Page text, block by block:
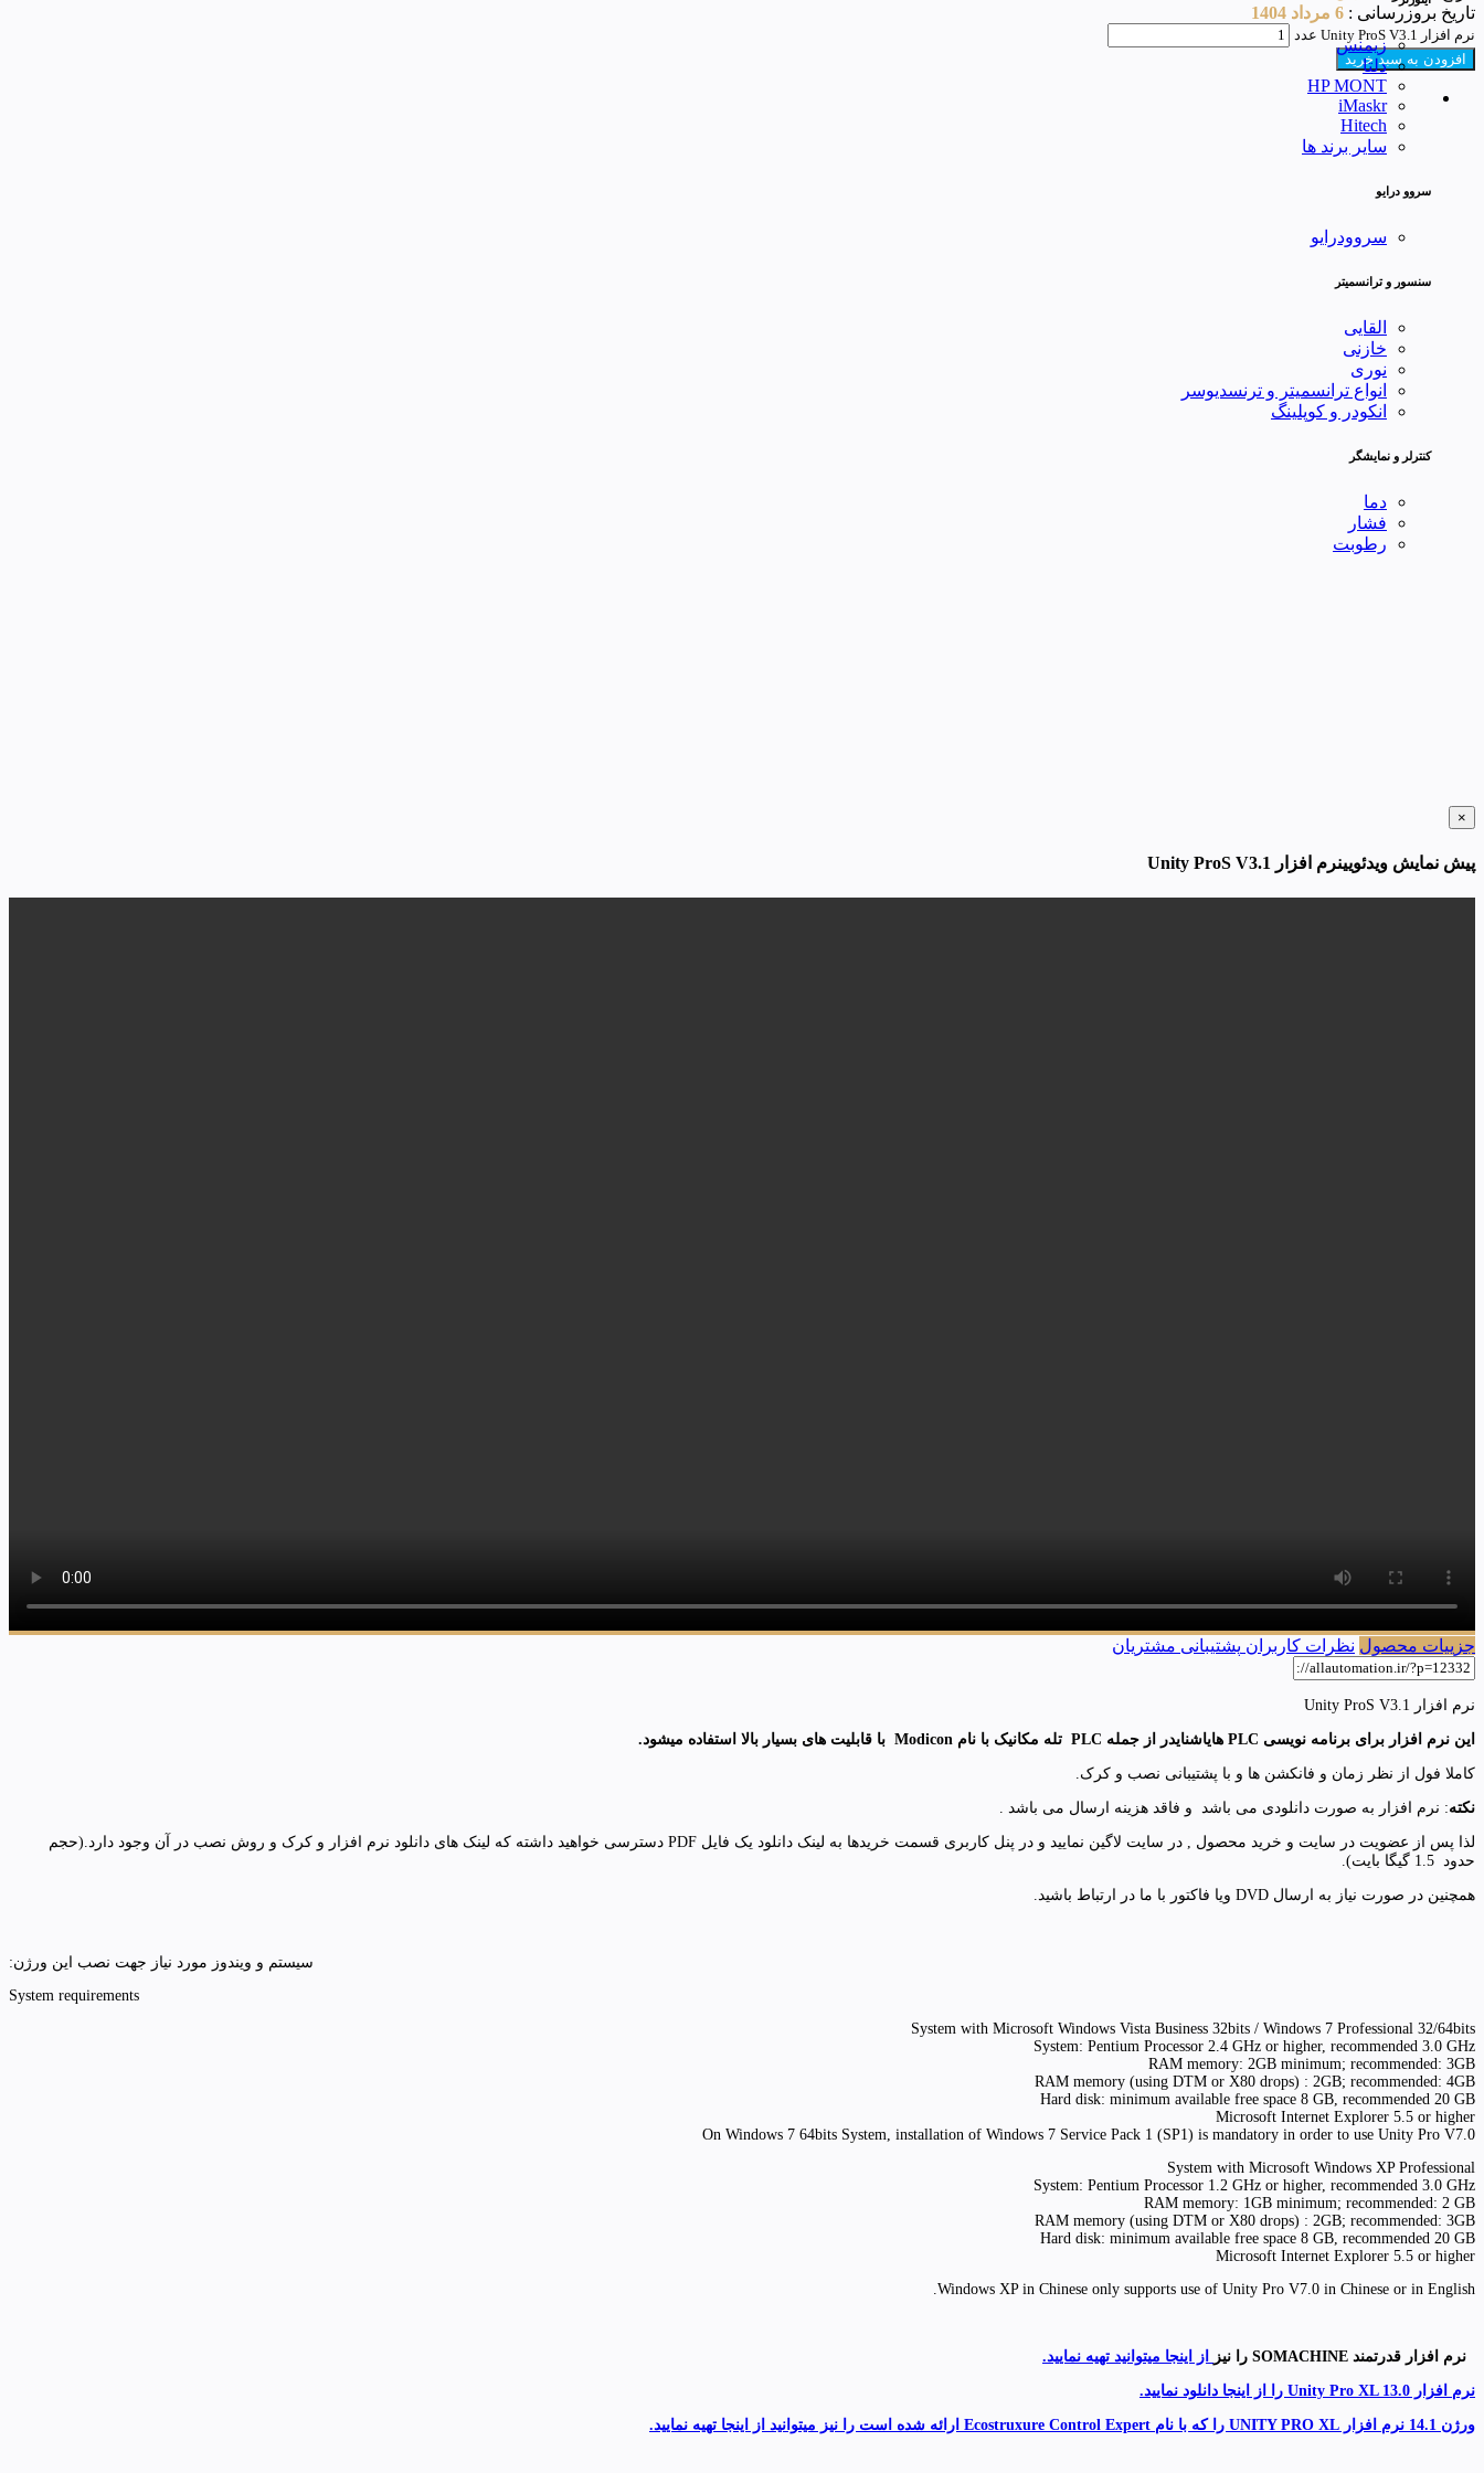
زیمنس
دلتا
HP MONT
iMaskr
Hitech
سایر برند ها
سروو درایو
سروودرایو
سنسور و ترانسمیتر
القایی
خازنی
نوری
انواع ترانسمیتر و ترنسدیوسر
انکودر و کوپلینگ
کنترلر و نمایشگر
دما
فشار
رطوبت
تاریخ بروزرسانی : 6 مرداد 1404
نرم افزار Unity ProS V3.1 عدد
افزودن به سبد خرید
×
پیش نمایش ویدئویینرم افزار Unity ProS V3.1
جزییات محصول نظرات کاربران پشتیبانی مشتریان
نرم افزار Unity ProS V3.1
این نرم افزار برای برنامه نویسی PLC هایاشنایدر از جمله PLC تله مکانیک با نام Modicon با قابلیت های بسیار بالا استفاده میشود.
کاملا فول از نظر زمان و فانکشن ها و با پشتیبانی نصب و کرک.
نکته: نرم افزار به صورت دانلودی می باشد و فاقد هزینه ارسال می باشد .
لذا پس از عضویت در سایت و خرید محصول , در سایت لاگین نمایید و در پنل کاربری قسمت خریدها به لینک دانلود یک فایل PDF دسترسی خواهید داشته که لینک های دانلود نرم افزار و کرک و روش نصب در آن وجود دارد.(حجم
حدود 1.5 گیگا بایت).
همچنین در صورت نیاز به ارسال DVD ویا فاکتور با ما در ارتباط باشید.
سیستم و ویندوز مورد نیاز جهت نصب این ورژن:
System requirements
System with Microsoft Windows Vista Business 32bits / Windows 7 Professional 32/64bits
System: Pentium Processor 2.4 GHz or higher, recommended 3.0 GHz
RAM memory: 2GB minimum; recommended: 3GB
RAM memory (using DTM or X80 drops) : 2GB; recommended: 4GB
Hard disk: minimum available free space 8 GB, recommended 20 GB
Microsoft Internet Explorer 5.5 or higher
On Windows 7 64bits System, installation of Windows 7 Service Pack 1 (SP1) is mandatory in order to use Unity Pro V7.0
System with Microsoft Windows XP Professional
System: Pentium Processor 1.2 GHz or higher, recommended 3.0 GHz
RAM memory: 1GB minimum; recommended: 2 GB
RAM memory (using DTM or X80 drops) : 2GB; recommended: 3GB
Hard disk: minimum available free space 8 GB, recommended 20 GB
Microsoft Internet Explorer 5.5 or higher
Windows XP in Chinese only supports use of Unity Pro V7.0 in Chinese or in English.
نرم افزار قدرتمند SOMACHINE را نیز از اینجا میتوانید تهیه نمایید.
نرم افزار Unity Pro XL 13.0 را از اینجا دانلود نمایید.
ورژن 14.1 نرم افزار UNITY PRO XL را که با نام Ecostruxure Control Expert ارائه شده است را نیز میتوانید از اینجا تهیه نمایید.